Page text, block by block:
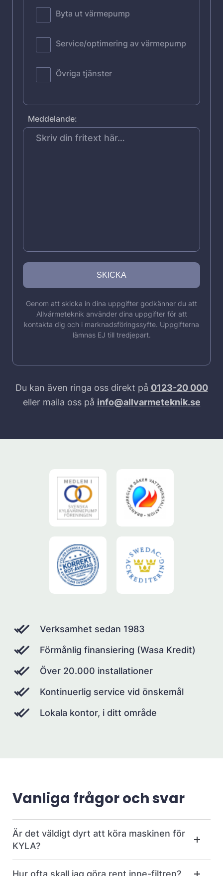
Byta ut värmepump
Service/optimering av värmepump
Övriga tjänster
Meddelande:
Genom att skicka in dina uppgifter godkänner du att
Allvärmeteknik använder dina uppgifter för att
kontakta dig och i marknadsföringssyfte. Uppgifterna
lämnas EJ till tredjepart.
Du kan även ringa oss direkt på 0123-20 000
eller maila oss på info@allvarmeteknik.se
Verksamhet sedan 1983
Förmånlig finansiering (Wasa Kredit)
Över 20.000 installationer
Kontinuerlig service vid önskemål
Lokala kontor, i ditt område
Vanliga frågor och svar
Är det väldigt dyrt att köra maskinen för
KYLA?
Hur ofta skall jag göra rent inne-filtren?